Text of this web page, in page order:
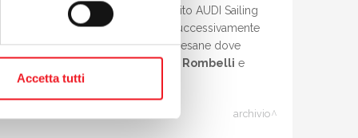
Accetta tutti
con una tappa del Circuito AUDI Sailing
con alla tattica Nicolas Dal Ferro, successivamente
di fine agosto sulle acque gardesane dove
su Stig diAlessandro Rombelli e
archivio